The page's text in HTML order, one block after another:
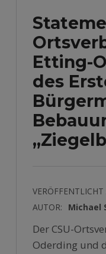
Etting-
des
VERÖFFENTLICHT
AUTOR:
Michael
Der CSU-
Oderding und